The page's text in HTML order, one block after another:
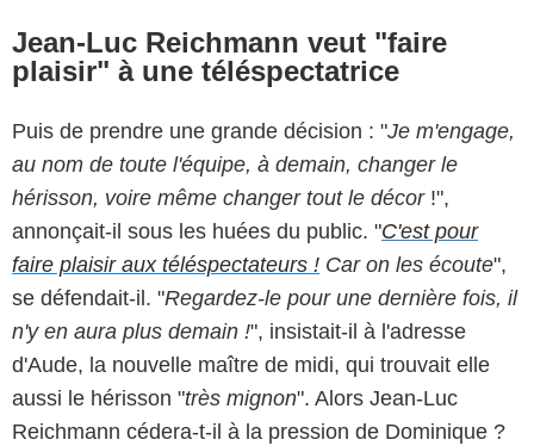
Jean-Luc Reichmann veut "faire
plaisir" à une téléspectatrice
Puis de prendre une grande décision : "Je m'engage,
au nom de toute l'équipe, à demain, changer le
hérisson, voire même changer tout le décor !",
annonçait-il sous les huées du public. "C'est pour
faire plaisir aux téléspectateurs ! Car on les écoute",
se défendait-il. "Regardez-le pour une dernière fois, il
n'y en aura plus demain !", insistait-il à l'adresse
d'Aude, la nouvelle maître de midi, qui trouvait elle
aussi le hérisson "très mignon". Alors Jean-Luc
Reichmann cédera-t-il à la pression de Dominique ?